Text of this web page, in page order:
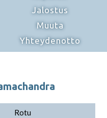
Jalostus
Muuta
Yhteydenotto
Rotu